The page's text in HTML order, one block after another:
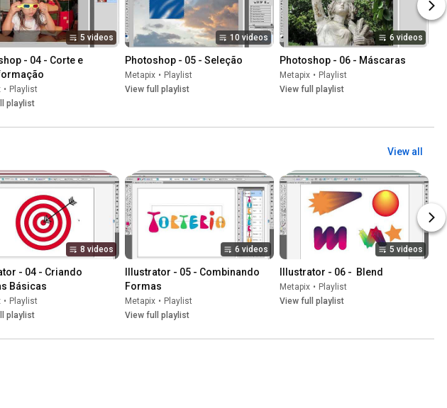
5 videos
- 04 - Corte e
• Playlist
playlist
10 videos
Photoshop - 05 - Seleção
Metapix • Playlist
View full playlist
6 videos
Photoshop - 06 - Máscaras
Metapix • Playlist
View full playlist
View all
8 videos
- 04 - Criando
Básicas
• Playlist
playlist
6 videos
Illustrator - 05 - Combinando
Formas
Metapix • Playlist
View full playlist
5 videos
Illustrator - 06 -  Blend
Metapix • Playlist
View full playlist